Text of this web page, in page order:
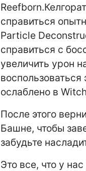
справиться
Particle
справиться с
увеличить урон
ослаблено в
После этого
Башне, чтобы
забудьте
Это все, что у